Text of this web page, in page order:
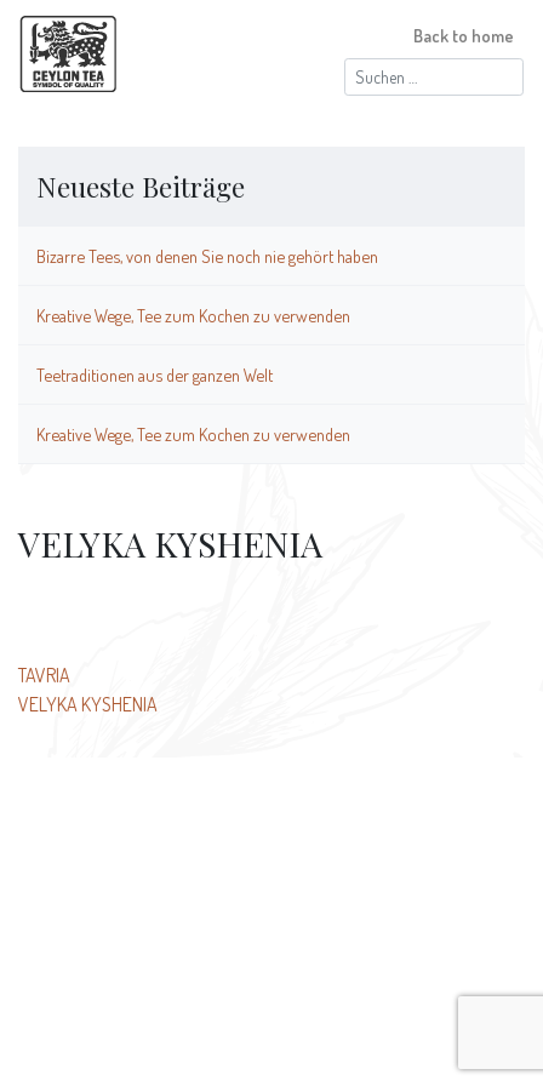
Suchen
nach:
Back to home
Neueste Beiträge
Bizarre Tees, von denen Sie noch nie gehört haben
Kreative Wege, Tee zum Kochen zu verwenden
Teetraditionen aus der ganzen Welt
Kreative Wege, Tee zum Kochen zu verwenden
VELYKA KYSHENIA
Beitragsnavigation
TAVRIA
VELYKA KYSHENIA